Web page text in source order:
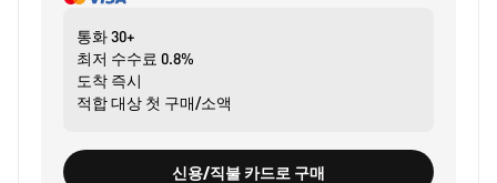
통화30+
최저 수수료 0.8%
도착 즉시
적합 대상 첫 구매/소액
신용/직불 카드로 구매